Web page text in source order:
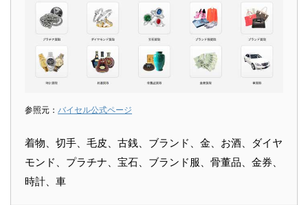
参照元： バイセル公式ページ
着物、切手、毛皮、古銭、ブランド、金、お酒、ダイヤ
モンド、プラチナ、宝石、ブランド服、骨董品、金券、
時計、車